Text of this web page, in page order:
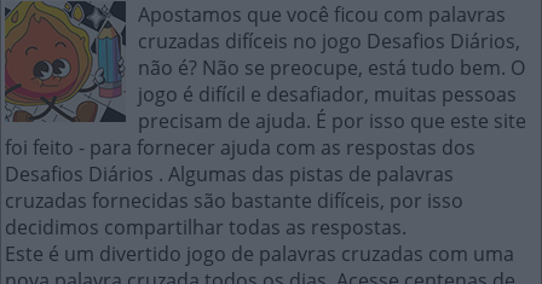
Apostamos que você ficou com palavras
cruzadas difíceis no jogo Desafios Diários,
não é? Não se preocupe, está tudo bem. O
jogo é difícil e desafiador, muitas pessoas
precisam de ajuda. É por isso que este site
foi feito - para fornecer ajuda com as respostas dos
Desafios Diários . Algumas das pistas de palavras
cruzadas fornecidas são bastante difíceis, por isso
decidimos compartilhar todas as respostas.
Este é um divertido jogo de palavras cruzadas com uma